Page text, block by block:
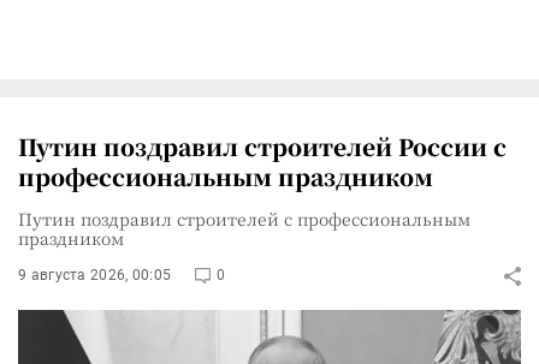
Путин поздравил строителей России с
профессиональным праздником
Путин поздравил строителей с профессиональным
праздником
9 августа 2026, 00:05 0